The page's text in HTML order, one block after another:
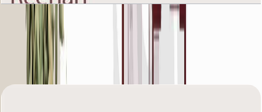
The Old Town Reehan 8, Fourth Floor, 1 BR, Unit
11, 951 SQFT
باز کردن چیدمان